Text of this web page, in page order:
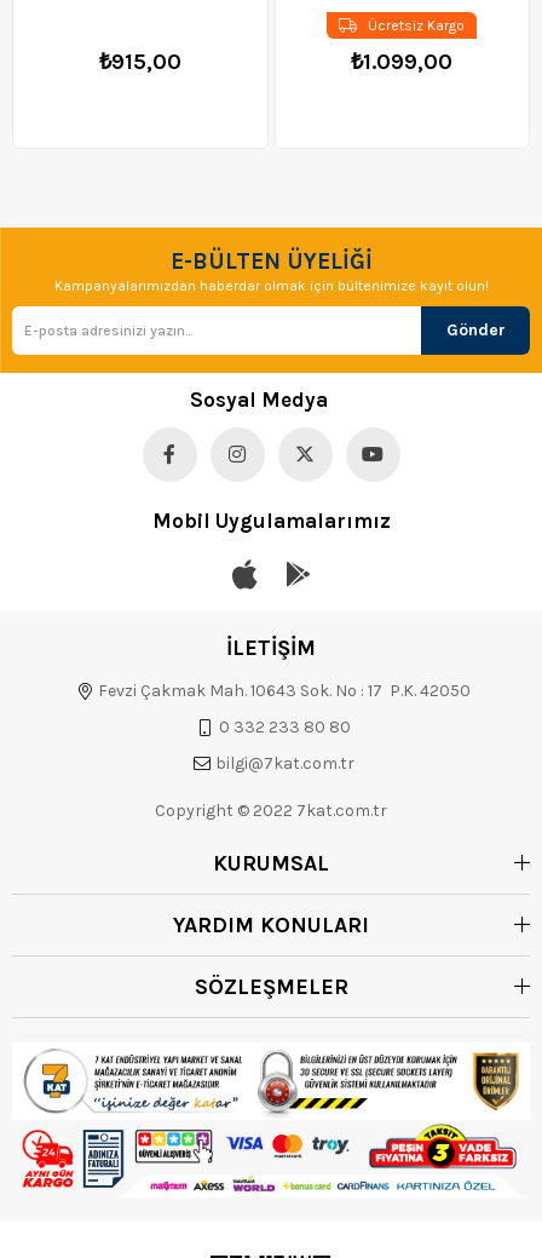
₺915,00 ₺1.099,00
Ücretsiz Kargo
E-BÜLTEN ÜYELİĞİ
Kampanyalarımızdan haberdar olmak için bültenimize kayıt olun!
Gönder
Sosyal Medya
Mobil Uygulamalarımız
İLETİŞİM
Fevzi Çakmak Mah. 10643 Sok. No : 17 P.K. 42050
0 332 233 80 80
bilgi@7kat.com.tr
Copyright © 2022 7kat.com.tr
KURUMSAL
YARDIM KONULARI
SÖZLEŞMELER